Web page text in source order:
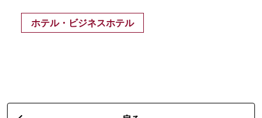
ホテル・ビジネスホテル